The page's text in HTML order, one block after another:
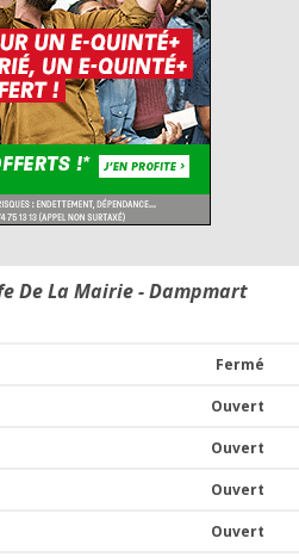
De La Mairie - Dampmart
Fermé
Ouvert
Ouvert
Ouvert
Ouvert